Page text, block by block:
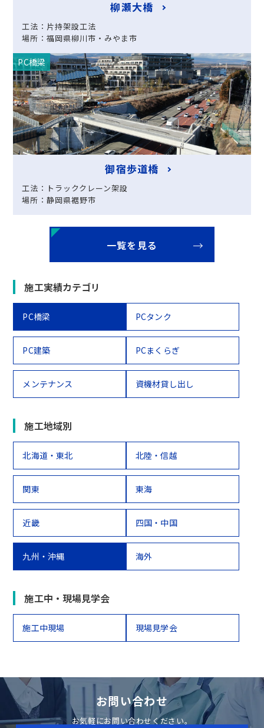
柳瀬大橋
工法：片持架設工法
場所：福岡県柳川市・みやま市
PC橋梁
御宿歩道橋
工法：トラッククレーン架設
場所：静岡県裾野市
一覧を見る
施工実績カテゴリ
PC橋梁 PCタンク
PC建築 PCまくらぎ
メンテナンス 資機材貸し出し
施工地域別
北海道・東北 北陸・信越
関東 東海
近畿 四国・中国
九州・沖縄 海外
施工中・現場見学会
施工中現場 現場見学会
お問い合わせ
お気軽にお問い合わせください。